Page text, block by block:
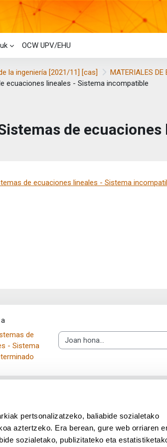
pertsonalizatzeko, baliabide sozialetako
aztertzeko. Era berean, gure web orriaren
sozialetako, publizitateko eta
OCW UPV/EHU
la ingeniería [2021/11] [cas]
MATERIALES DE
ecuaciones lineales - Sistema incompatible
de
de ecuaciones lineales - Sistema
de
- Sistema
Joan hona...
UPV/EHU en Facebook (abre
UPV/EHU en Twitter
UPV/EHU en
UPV/